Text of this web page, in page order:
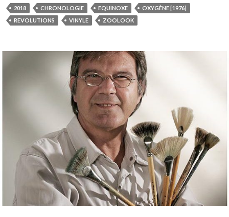
2018 CHRONOLOGIE EQUINOXE
OXYGÈNE [1976]
REVOLUTIONS
VINYLE ZOOLOOK